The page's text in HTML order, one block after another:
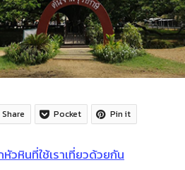
Share Pocket Pin it
หัวหินที่ใช้เราเที่ยวด้วยกัน